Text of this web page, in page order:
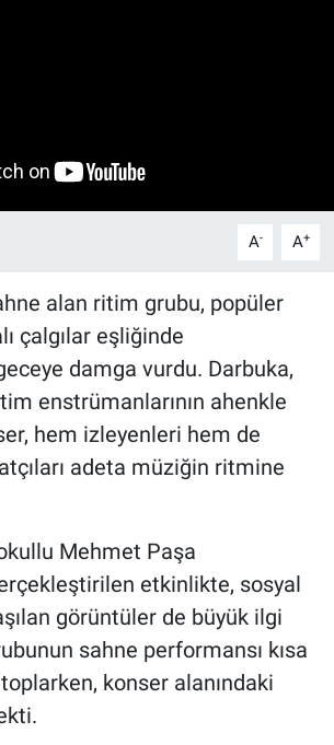
A- A+
alan ritim grubu, popüler
çalgılar eşliğinde
damga vurdu. Darbuka,
enstrümanlarının ahenkle
hem izleyenleri hem de
adeta müziğin ritmine
Mehmet Paşa
etkinlikte, sosyal
görüntüler de büyük ilgi
sahne performansı kısa
konser alanındaki